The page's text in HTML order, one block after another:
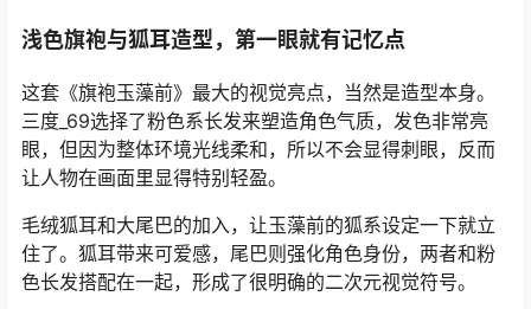
浅色旗袍与狐耳造型，第一眼就有记忆点
这套《旗袍玉藻前》最大的视觉亮点，当然是造型本身。
三度_69选择了粉色系长发来塑造角色气质，发色非常亮
眼，但因为整体环境光线柔和，所以不会显得刺眼，反而
让人物在画面里显得特别轻盈。
毛绒狐耳和大尾巴的加入，让玉藻前的狐系设定一下就立
住了。狐耳带来可爱感，尾巴则强化角色身份，两者和粉
色长发搭配在一起，形成了很明确的二次元视觉符号。